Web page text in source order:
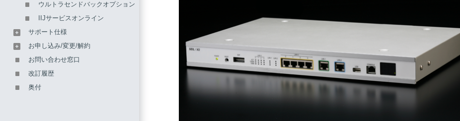
ウルトラセンドバックオプション
IIJサービスオンライン
サポート仕様
お申し込み/変更/解約
お問い合わせ窓口
改訂履歴
奥付